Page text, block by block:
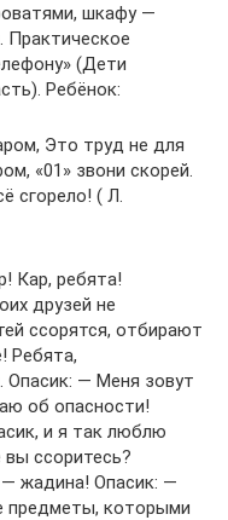
шкафу —
Практическое
(Дети
Ребёнок:
Это труд не для
«01» звони скорей.
сгорело! ( Л.
Кар, ребята!
друзей не
ссорятся, отбирают
Ребята,
Опасик: — Меня зовут
об опасности!
и я так люблю
ссоритесь?
жадина! Опасик: —
предметы, которыми